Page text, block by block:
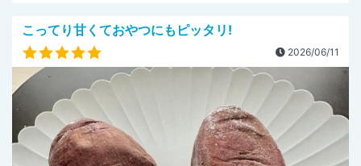
こってり甘くておやつにもピッタリ!
2026/06/11